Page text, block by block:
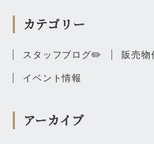
カテゴリー
スタッフブログ✏️ 販売物
イベント情報
アーカイブ